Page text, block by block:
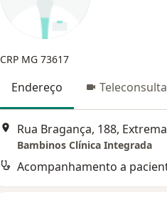
CRP MG 73617
Endereço Teleconsulta
Rua Bragança, 188, Extrema
Bambinos Clínica Integrada